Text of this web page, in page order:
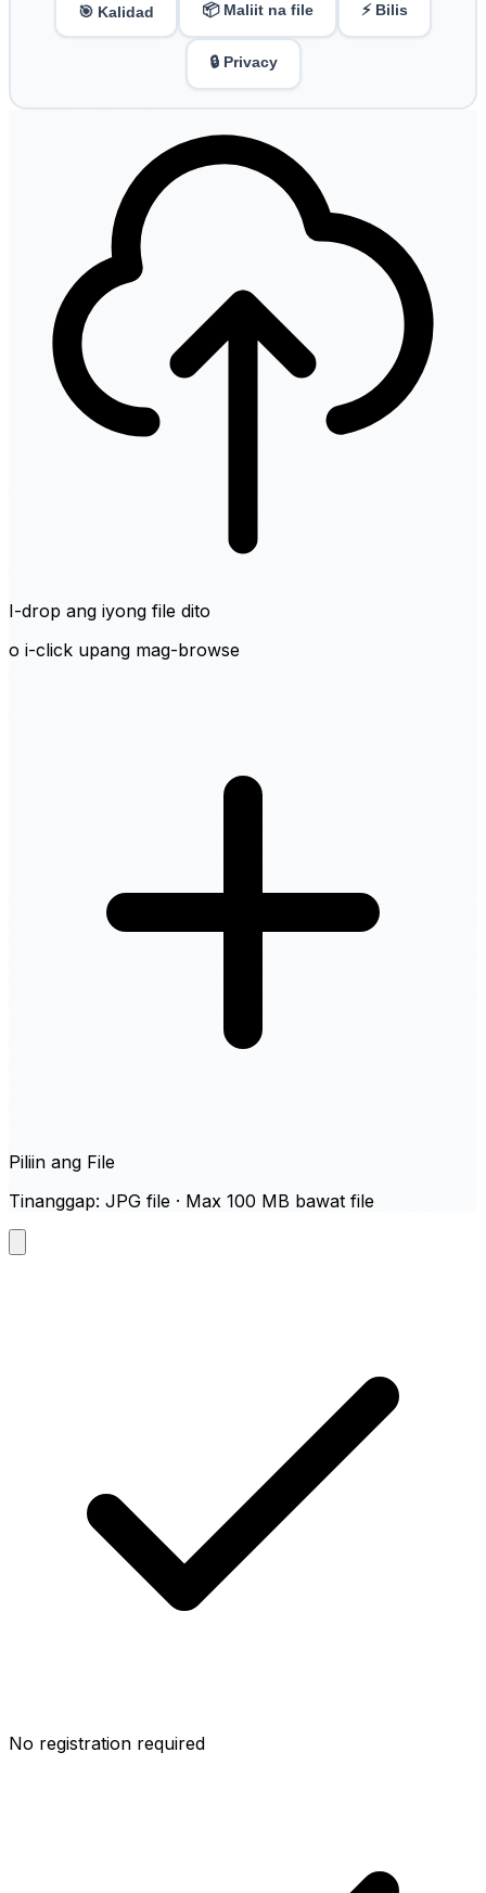
🎯 Kalidad 📦 Maliit na file ⚡ Bilis
🔒 Privacy
I-drop ang iyong file dito
o i-click upang mag-browse
Piliin ang File
Tinanggap: JPG file · Max 100 MB bawat file
No registration required